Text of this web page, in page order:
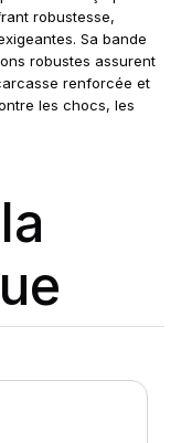
robustesse,
Sa bande
robustes assurent
renforcée et
les chocs, les